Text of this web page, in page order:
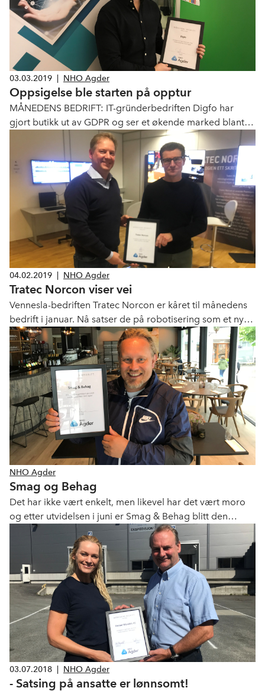
03.03.2019 NHO Agder
Oppsigelse ble starten på opptur
MÅNEDENS BEDRIFT: IT-gründerbedriften Digfo har
gjort butikk ut av GDPR og ser et økende marked blant
bedrifter som trenger profesjonalisering når det gjelder
datasikkerhet.
04.02.2019 NHO Agder
Tratec Norcon viser vei
Vennesla-bedriften Tratec Norcon er kåret til månedens
bedrift i januar. Nå satser de på robotisering som et nytt
strategisk forretningsområde.
NHO Agder
Smag og Behag
Det har ikke vært enkelt, men likevel har det vært moro
og etter utvidelsen i juni er Smag & Behag blitt den
restauranten Hans Petter Klemmetsen drømte om da han
startet det hele i 2011.
03.07.2018 NHO Agder
- Satsing på ansatte er lønnsomt!